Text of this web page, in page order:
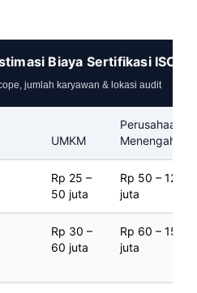
Biaya Sertifikasi ISO
jumlah karyawan & lokasi audit
UMKM
Perusahaan
Menengah
Rp 25 –
50 juta
Rp 50 – 120
juta
Rp 30 –
60 juta
Rp 60 – 150
juta